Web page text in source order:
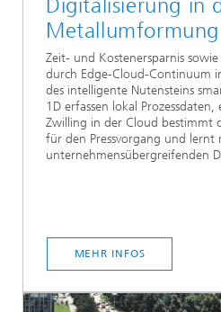
Digitalisierung in
Metallumformung
Zeit- und Kostenersparnis
durch Edge-Cloud-Continuum
des intelligente Nutensteins
1D erfassen lokal
Zwilling in der Cloud bestimmt
für den Pressvorgang und lernt
unternehmensübergreifenden
MEHR INFOS